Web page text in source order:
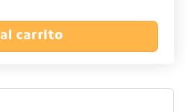
carrito